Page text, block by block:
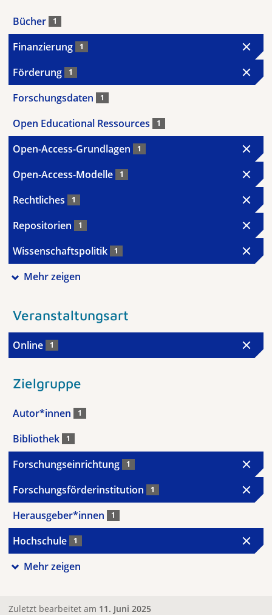
Bücher 1
Finanzierung 1
Förderung 1
Forschungsdaten 1
Open Educational Ressources 1
Open-Access-Grundlagen 1
Open-Access-Modelle 1
Rechtliches 1
Repositorien 1
Wissenschaftspolitik 1
Mehr zeigen
Veranstaltungsart
Online 1
Zielgruppe
Autor*innen 1
Bibliothek 1
Forschungseinrichtung 1
Forschungsförderinstitution 1
Herausgeber*innen 1
Hochschule 1
Mehr zeigen
Zuletzt bearbeitet am 11. Juni 2025